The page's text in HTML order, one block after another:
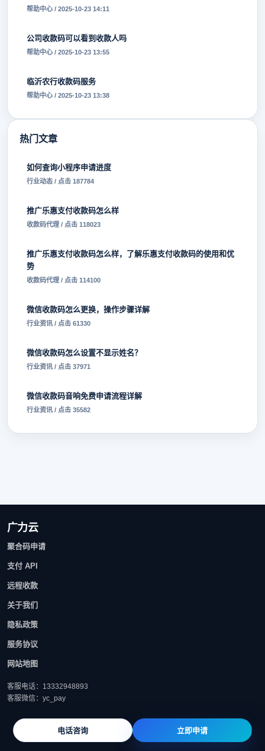
帮助中心 / 2025-10-23 14:11
公司收款码可以看到收款人吗
帮助中心 / 2025-10-23 13:55
临沂农行收款码服务
帮助中心 / 2025-10-23 13:38
热门文章
如何查询小程序申请进度
行业动态 / 点击 187784
推广乐惠支付收款码怎么样
收款码代理 / 点击 118023
推广乐惠支付收款码怎么样，了解乐惠支付收款码的使用和优
势
收款码代理 / 点击 114100
微信收款码怎么更换，操作步骤详解
行业资讯 / 点击 61330
微信收款码怎么设置不显示姓名？
行业资讯 / 点击 37971
微信收款码音响免费申请流程详解
行业资讯 / 点击 35582
广力云
聚合码申请
支付 API
远程收款
关于我们
隐私政策
服务协议
网站地图
客服电话：13332948893
客服微信：yc_pay
电话咨询 立即申请